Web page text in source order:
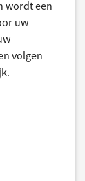
wordt een
uw
volgen